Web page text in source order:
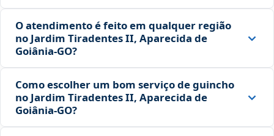
O atendimento é feito em qualquer região
no Jardim Tiradentes II, Aparecida de
Goiânia‑GO?
Como escolher um bom serviço de guincho
no Jardim Tiradentes II, Aparecida de
Goiânia‑GO?